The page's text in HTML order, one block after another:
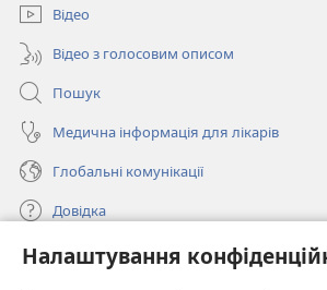
Налаштування
вікні) Відео
Відео з голосовим описом
Пошук
Медична інформація для лікарів
Глобальні комунікації
Довідка
Пожертви
(відкривається